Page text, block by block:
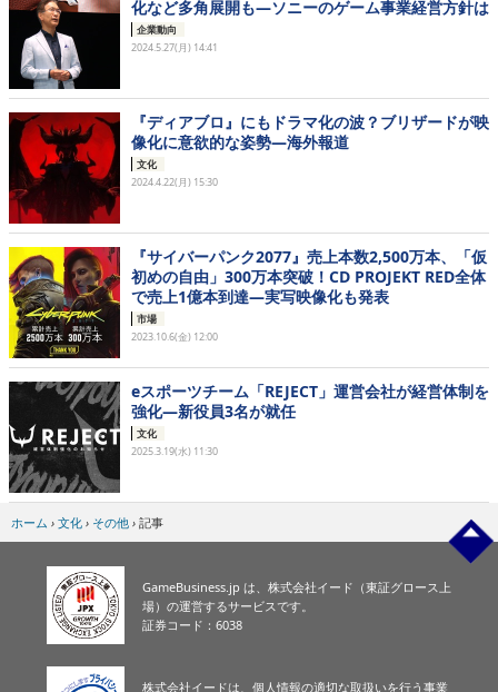
化など多角展開も―ソニーのゲーム事業経営方針は
企業動向
2024.5.27(月) 14:41
『ディアブロ』にもドラマ化の波？ブリザードが映
像化に意欲的な姿勢―海外報道
文化
2024.4.22(月) 15:30
『サイバーパンク2077』売上本数2,500万本、「仮
初めの自由」300万本突破！CD PROJEKT RED全体
で売上1億本到達―実写映像化も発表
市場
2023.10.6(金) 12:00
eスポーツチーム「REJECT」運営会社が経営体制を
強化―新役員3名が就任
文化
2025.3.19(水) 11:30
ホーム › 文化 › その他 › 記事
GameBusiness.jp は、株式会社イード（東証グロース上
場）の運営するサービスです。
証券コード：6038
株式会社イードは、個人情報の適切な取扱いを行う事業